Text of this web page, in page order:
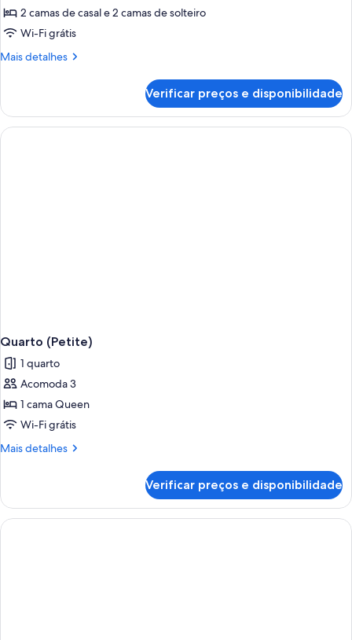
2 camas de casal e 2 camas de solteiro
Wi-Fi grátis
Mais detalhes
Mais
luxo
Verificar preços e disponibilidade
Quarto (Petite)
1 quarto
Acomoda 3
1 cama Queen
Wi-Fi grátis
Mais detalhes
Mais
(Petite)
Verificar preços e disponibilidade